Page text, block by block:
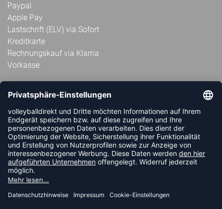
Paypal
Apple Pay
Lastschrift (ELV) via Sofort
Kreditkarte
Rechnungskauf via Klarna
Vorkasse
ABONNIERE JETZT DEN KOSTENLOSEN
VOLLEYBALLDIREKT-NEWSLETTER UND VERPASSE KEINE
NEUIGKEIT ODER AKTION MEHR.
JETZT ANMELDEN